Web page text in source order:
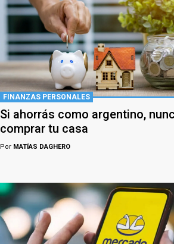
FINANZAS PERSONALES
Si ahorrás como argentino,
comprar tu casa
Por MATÍAS DAGHERO